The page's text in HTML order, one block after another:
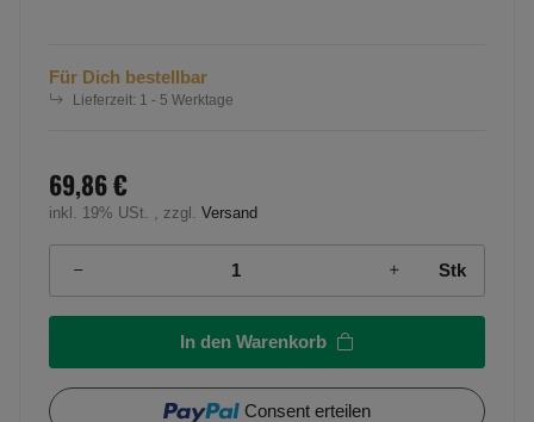
Für Dich bestellbar
Lieferzeit: 1 - 5 Werktage
69,86 €
inkl. 19% USt. , zzgl. Versand
Stk
In den Warenkorb
Consent erteilen